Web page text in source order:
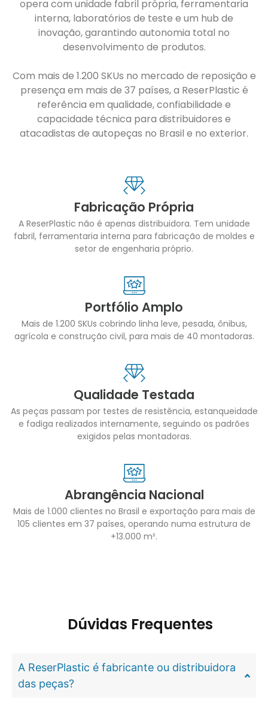
opera com unidade fabril própria, ferramentaria
interna, laboratórios de teste e um hub de
inovação, garantindo autonomia total no
desenvolvimento de produtos.
Com mais de 1.200 SKUs no mercado de reposição e
presença em mais de 37 países, a ReserPlastic é
referência em qualidade, confiabilidade e
capacidade técnica para distribuidores e
atacadistas de autopeças no Brasil e no exterior.
Fabricação Própria
A ReserPlastic não é apenas distribuidora. Tem unidade
fabril, ferramentaria interna para fabricação de moldes e
setor de engenharia próprio.
Portfólio Amplo
Mais de 1.200 SKUs cobrindo linha leve, pesada, ônibus,
agrícola e construção civil, para mais de 40 montadoras.
Qualidade Testada
As peças passam por testes de resistência, estanqueidade
e fadiga realizados internamente, seguindo os padrões
exigidos pelas montadoras.
Abrangência Nacional
Mais de 1.000 clientes no Brasil e exportação para mais de
105 clientes em 37 países, operando numa estrutura de
+13.000 m².
Dúvidas Frequentes
A ReserPlastic é fabricante ou distribuidora
das peças?